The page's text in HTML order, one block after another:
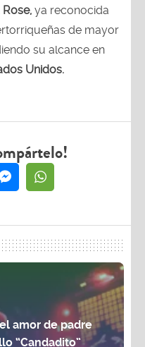
Rose, ya reconocida
de mayor
su alcance en
Unidos.
amor de padre
“Candadito”